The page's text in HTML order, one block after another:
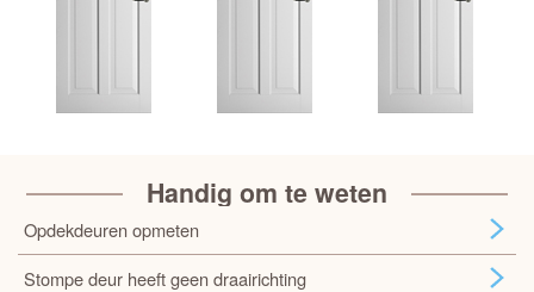
Handig om te weten
Opdekdeuren opmeten
Stompe deur heeft geen draairichting